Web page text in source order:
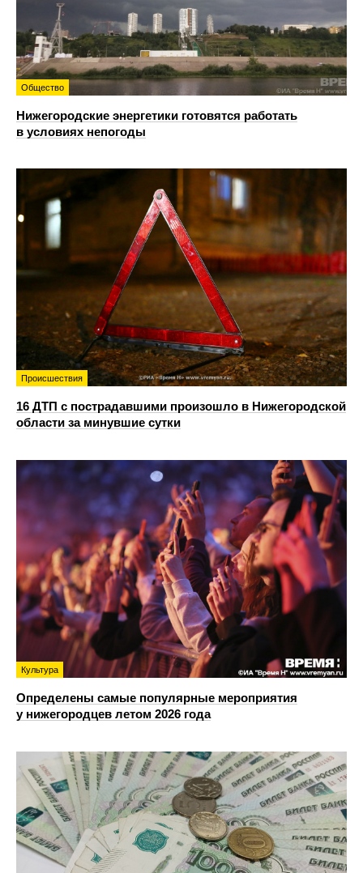
Общество
Нижегородские энергетики готовятся работать
в условиях непогоды
Происшествия
16 ДТП с пострадавшими произошло в Нижегородской
области за минувшие сутки
Культура
Определены самые популярные мероприятия
у нижегородцев летом 2026 года